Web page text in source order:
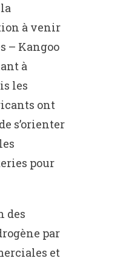
à venir
– Kangoo
à
les
ont
s’orienter
pour
des
par
et